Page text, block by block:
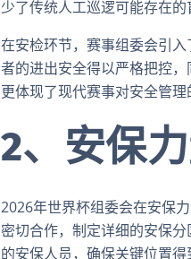
少了传统人工巡逻可能存在的
在安检环节，赛事组委会引
者的进出安全得以严格把控
更体现了现代赛事对安全管理
2、安保
2026年世界杯组委会在安保
密切合作，制定详细的安保
的安保人员，确保关键位置得